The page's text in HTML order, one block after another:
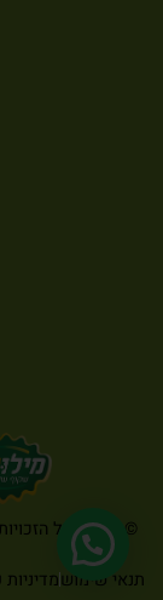
© 2026. כל
תנאי שימוש